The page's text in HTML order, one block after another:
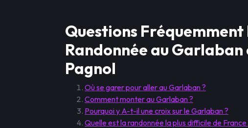
Questions Fréquemment
Randonnée au Garlaban
Pagnol
Où se garer pour aller au Garlaban ?
Comment monter au Garlaban ?
Pourquoi y A-t-il une croix sur le Garlaban ?
Quelle est la randonnée la plus difficile de France